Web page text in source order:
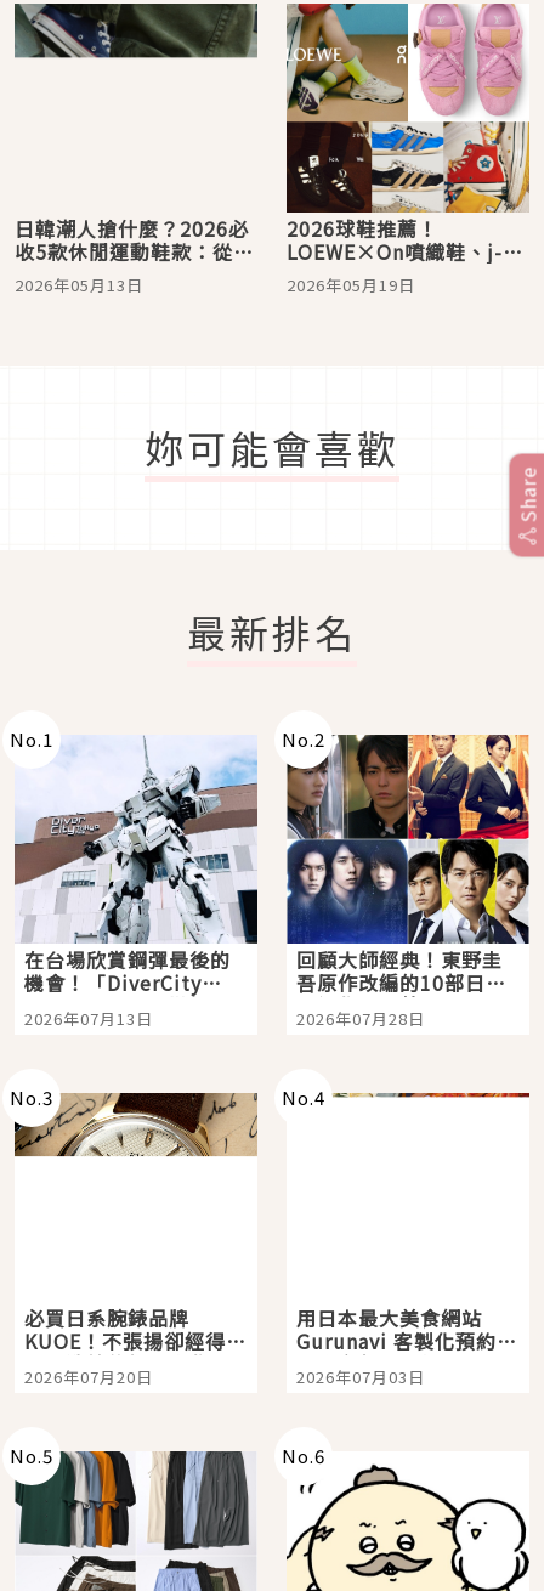
日韓潮人搶什麼？2026必
收5款休閒運動鞋款：從
MMY解構鞋、NB元祖灰到
adidas Originals 薄底
2026年05月13日
2026球鞋推薦！
LOEWE×On噴織鞋、j-
hope粉鞋、Converse萌
寵鞋，日韓限量清單爆紅
2026年05月19日
妳可能會喜歡
最新排名
No.1
在台場欣賞鋼彈最後的
機會！「DiverCity
Tokyo Plaza」搭船、
購物、美食及夜景，一
2026年07月13日
No.2
回顧大師經典！東野圭
吾原作改編的10部日本
影視作品推薦
2026年07月28日
No.3
必買日系腕錶品牌
KUOE！不張揚卻經得起
時間洗鍊的經典之作五
選
2026年07月20日
No.4
用日本最大美食網站
Gurunavi 客製化預約九
大都市餐廳，打造專屬
美食體驗！
2026年07月03日
No.5 No.6
Share